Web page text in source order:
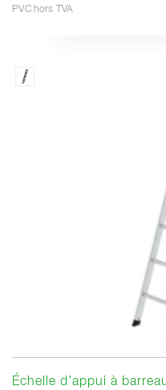
PVC hors TVA
Échelle d’appui à